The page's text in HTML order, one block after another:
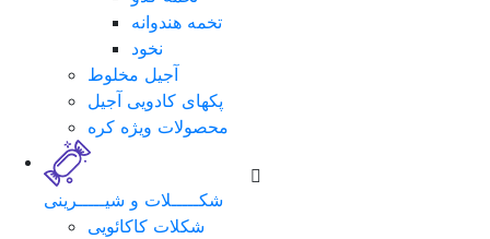
تخمه هندوانه
نخود
آجیل مخلوط
پکهای کادویی آجیل
محصولات ویژه کره
شکـــــلات و شیـــــرینی
شکلات کاکائویی